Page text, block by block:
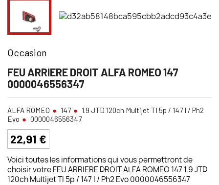
Occasion
FEU ARRIERE DROIT ALFA ROMEO 147
0000046556347
ALFA ROMEO 147
1.9 JTD 120ch Multijet TI 5p / 147 I / Ph2
Evo
0000046556347
22,91 €
Voici toutes les informations qui vous permettront de
choisir votre FEU ARRIERE DROIT ALFA ROMEO 147 1.9 JTD
120ch Multijet TI 5p / 147 I / Ph2 Evo 0000046556347